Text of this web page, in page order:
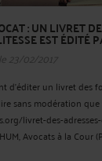
: UN LIVRET
EST ÉDITÉ
23/02/2017
d’éditer un livret des
sans modération
livret-des-
Avocats à la Cour